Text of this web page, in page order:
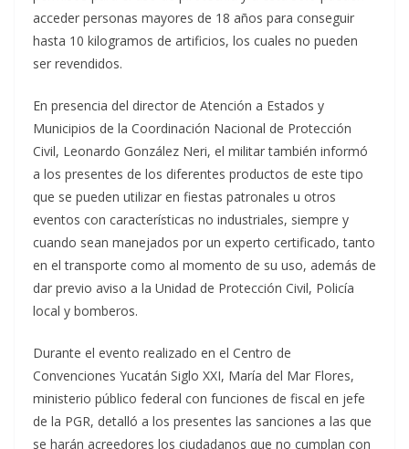
acceder personas mayores de 18 años para conseguir
hasta 10 kilogramos de artificios, los cuales no pueden
ser revendidos.
En presencia del director de Atención a Estados y
Municipios de la Coordinación Nacional de Protección
Civil, Leonardo González Neri, el militar también informó
a los presentes de los diferentes productos de este tipo
que se pueden utilizar en fiestas patronales u otros
eventos con características no industriales, siempre y
cuando sean manejados por un experto certificado, tanto
en el transporte como al momento de su uso, además de
dar previo aviso a la Unidad de Protección Civil, Policía
local y bomberos.
Durante el evento realizado en el Centro de
Convenciones Yucatán Siglo XXI, María del Mar Flores,
ministerio público federal con funciones de fiscal en jefe
de la PGR, detalló a los presentes las sanciones a las que
se harán acreedores los ciudadanos que no cumplan con